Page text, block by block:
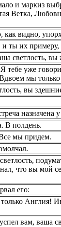
и маркиз
Ветка,
видно,
ты их примеру,
светлость, вы
тебе уже
мы
вы
назначена
В полдень.
мы придем.
что вы мой
его:
Англия!
вам, ваша